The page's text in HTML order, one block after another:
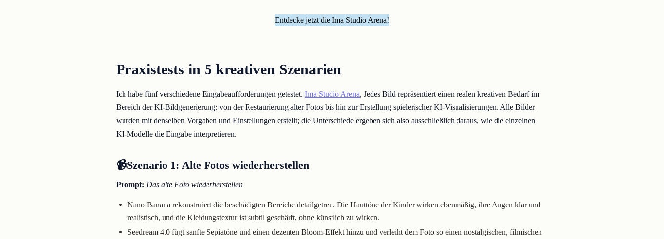
Entdecke jetzt die Ima Studio Arena!
Praxistests in 5 kreativen Szenarien
Ich habe fünf verschiedene Eingabeaufforderungen getestet.Ima Studio Arena, Jedes Bild repräsentiert einen realen kreativen Bedarf im
Bereich der KI-Bildgenerierung: von der Restaurierung alter Fotos bis hin zur Erstellung spielerischer KI-Visualisierungen. Alle Bilder
wurden mit denselben Vorgaben und Einstellungen erstellt; die Unterschiede ergeben sich also ausschließlich daraus, wie die einzelnen
KI-Modelle die Eingabe interpretieren.
📹Szenario 1: Alte Fotos wiederherstellen
Prompt: Das alte Foto wiederherstellen
Nano Banana rekonstruiert die beschädigten Bereiche detailgetreu. Die Hauttöne der Kinder wirken ebenmäßig, ihre Augen klar und
realistisch, und die Kleidungstextur ist subtil geschärft, ohne künstlich zu wirken.
Seedream 4.0 fügt sanfte Sepiatöne und einen dezenten Bloom-Effekt hinzu und verleiht dem Foto so einen nostalgischen, filmischen